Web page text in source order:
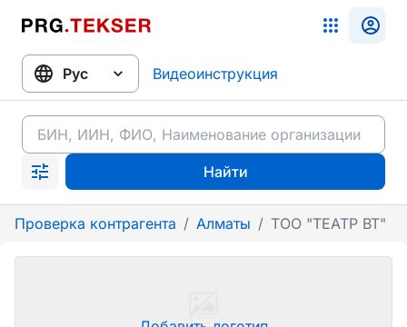
Видеоинструкция
Найти
Проверка контрагента / Алматы / ТОО "ТЕАТР ВТ"